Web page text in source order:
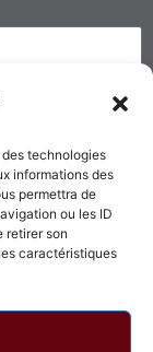
technologies
informations des
permettra de
ou les ID
retirer son
caractéristiques